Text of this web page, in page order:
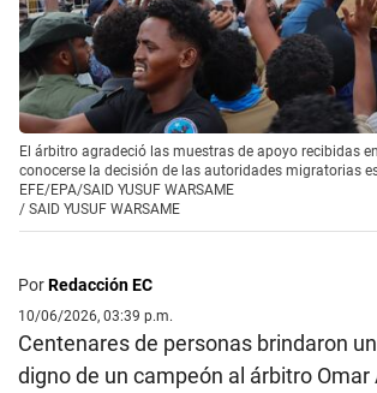
El árbitro agradeció las muestras de apoyo recibidas
conocerse la decisión de las autoridades migratorias
EFE/EPA/SAID YUSUF WARSAME
/ SAID YUSUF WARSAME
PorRedacción EC
10/06/2026, 03:39 p.m.
Centenares de personas brindaron
digno de un campeón al árbitro Omar